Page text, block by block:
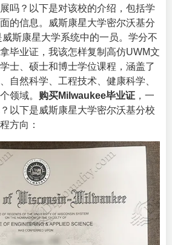
吗？以下是对该校的介绍，包括学
的信息。威斯康星大学密尔沃基分
斯康星大学系统中的一员。学分不
毕业证，我该怎样复制高仿UWM文
士、硕士和博士学位课程，涵盖了
自然科学、工程技术、健康科学、
领域。 购买Milwaukee毕业证 ，一
以下是威斯康星大学密尔沃基分校
方向：